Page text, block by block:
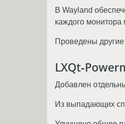
В Wayland
каждого монитора
Проведены
Добавлен
Из выпадающих